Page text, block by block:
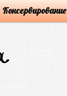
Консервирование